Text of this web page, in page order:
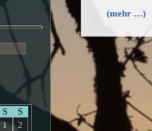
(mehr …)
S
S
1
2